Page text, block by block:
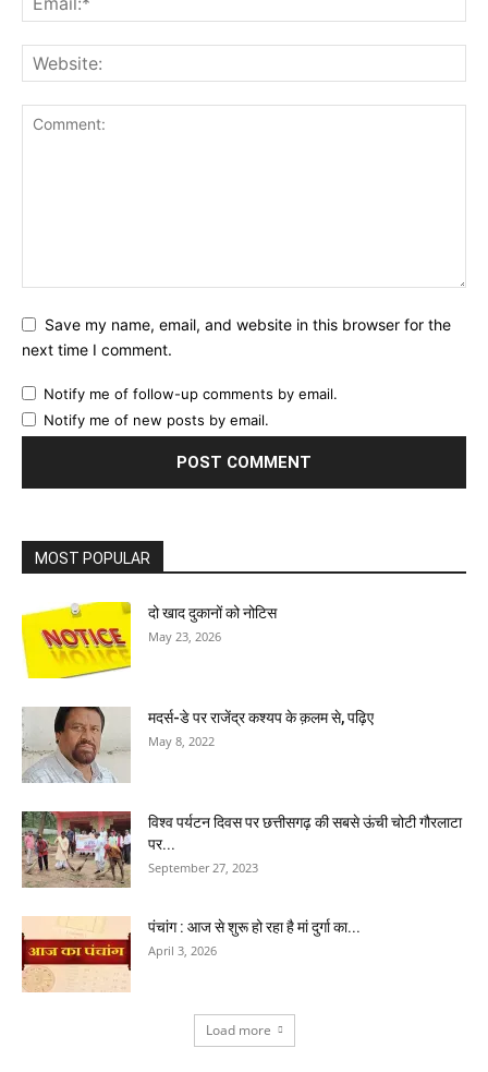
Save my name, email, and website in this browser for the
next time I comment.
Notify me of follow-up comments by email.
Notify me of new posts by email.
MOST POPULAR
दो खाद दुकानों को नोटिस
May 23, 2026
मदर्स-डे पर राजेंद्र कश्यप के क़लम से, पढ़िए
May 8, 2022
विश्व पर्यटन दिवस पर छत्तीसगढ़ की सबसे ऊंची चोटी गौरलाटा
पर...
September 27, 2023
पंचांग : आज से शुरू हो रहा है मां दुर्गा का...
April 3, 2026
Load more